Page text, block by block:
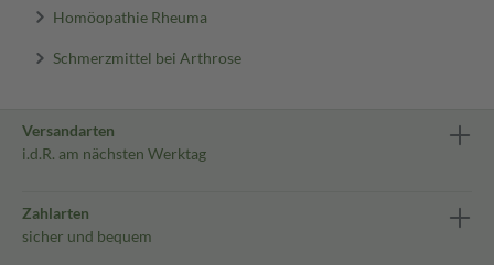
Homöopathie Rheuma
Schmerzmittel bei Arthrose
Versandarten
i.d.R. am nächsten Werktag
Zahlarten
sicher und bequem